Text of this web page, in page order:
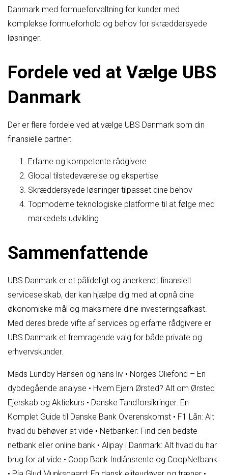
Danmark med formueforvaltning for kunder med
komplekse formueforhold og behov for skræddersyede
løsninger.
Fordele ved at Vælge UBS
Danmark
Der er flere fordele ved at vælge UBS Danmark som din
finansielle partner:
Erfarne og kompetente rådgivere
Global tilstedeværelse og ekspertise
Skræddersyede løsninger tilpasset dine behov
Topmoderne teknologiske platforme til at følge med
markedets udvikling
Sammenfattende
UBS Danmark er et pålideligt og anerkendt finansielt
serviceselskab, der kan hjælpe dig med at opnå dine
økonomiske mål og maksimere dine investeringsafkast.
Med deres brede vifte af services og erfarne rådgivere er
UBS Danmark et fremragende valg for både private og
erhvervskunder.
Mads Lundby Hansen og hans liv • Norges Oliefond – En
dybdegående analyse • Hvem Ejern Ørsted? Alt om Ørsted
Ejerskab og Aktiekurs • Danske Tandforsikringer: En
Komplet Guide til Danske Bank Overenskomst • F1 Lån: Alt
hvad du behøver at vide • Netbanker: Find den bedste
netbank eller online bank • Alipay i Danmark: Alt hvad du har
brug for at vide • Coop Bank Indlånsrente og CoopNetbank